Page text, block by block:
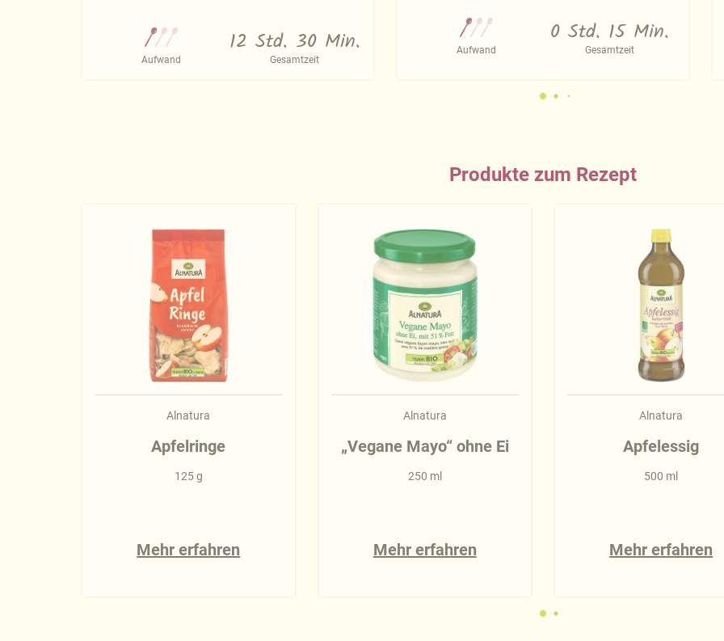
Aufwand
12 Std. 30 Min.
Gesamtzeit
Aufwand
0 Std. 15 Min.
Gesamtzeit
Produkte zum Rezept
Alnatura
Apfelringe
125 g
Mehr erfahren
Alnatura
„Vegane Mayo“ ohne Ei
250 ml
Mehr erfahren
Alnatura
Apfelessig
500 ml
Mehr erfahren